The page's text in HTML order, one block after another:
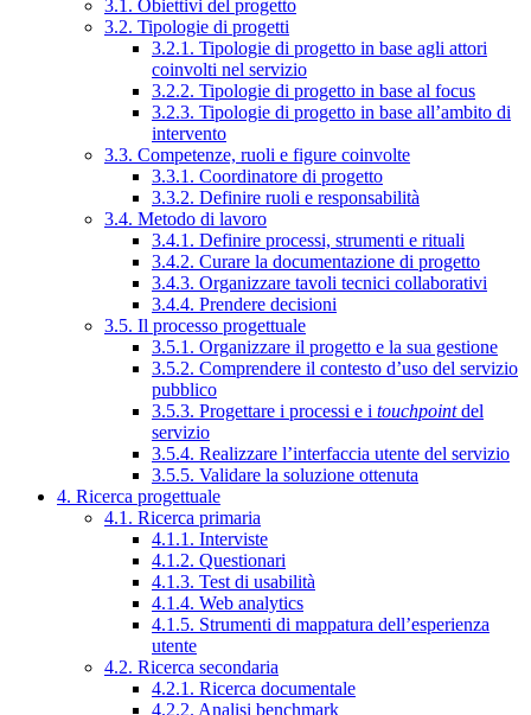
3.1. Obiettivi del progetto
3.2. Tipologie di progetti
3.2.1. Tipologie di progetto in base agli attori
coinvolti nel servizio
3.2.2. Tipologie di progetto in base al focus
3.2.3. Tipologie di progetto in base all’ambito di
intervento
3.3. Competenze, ruoli e figure coinvolte
3.3.1. Coordinatore di progetto
3.3.2. Definire ruoli e responsabilità
3.4. Metodo di lavoro
3.4.1. Definire processi, strumenti e rituali
3.4.2. Curare la documentazione di progetto
3.4.3. Organizzare tavoli tecnici collaborativi
3.4.4. Prendere decisioni
3.5. Il processo progettuale
3.5.1. Organizzare il progetto e la sua gestione
3.5.2. Comprendere il contesto d’uso del servizio
pubblico
3.5.3. Progettare i processi e i touchpointdel
servizio
3.5.4. Realizzare l’interfaccia utente del servizio
3.5.5. Validare la soluzione ottenuta
4. Ricerca progettuale
4.1. Ricerca primaria
4.1.1. Interviste
4.1.2. Questionari
4.1.3. Test di usabilità
4.1.4. Web analytics
4.1.5. Strumenti di mappatura dell’esperienza
utente
4.2. Ricerca secondaria
4.2.1. Ricerca documentale
4.2.2. Analisi benchmark